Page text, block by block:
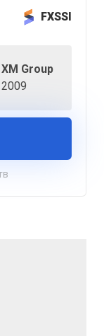
FXSSI
XM Group
2009